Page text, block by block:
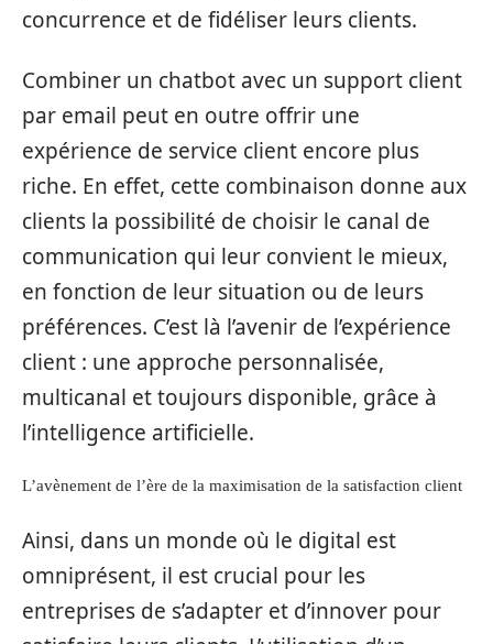
concurrence et de fidéliser leurs clients.
Combiner un chatbot avec un support client
par email peut en outre offrir une
expérience de service client encore plus
riche. En effet, cette combinaison donne aux
clients la possibilité de choisir le canal de
communication qui leur convient le mieux,
en fonction de leur situation ou de leurs
préférences. C’est là l’avenir de l’expérience
client : une approche personnalisée,
multicanal et toujours disponible, grâce à
l’intelligence artificielle.
L’avènement de l’ère de la maximisation de la satisfaction client
Ainsi, dans un monde où le digital est
omniprésent, il est crucial pour les
entreprises de s’adapter et d’innover pour